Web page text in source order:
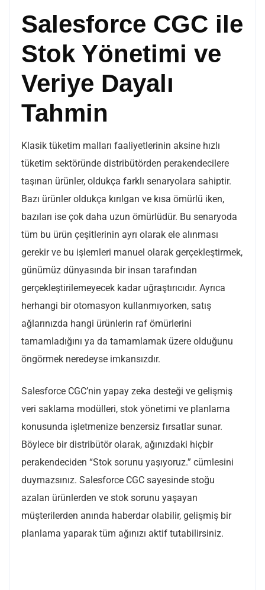
Salesforce CGC ile
Stok Yönetimi ve
Veriye Dayalı
Tahmin
Klasik tüketim malları faaliyetlerinin aksine hızlı
tüketim sektöründe distribütörden perakendecilere
taşınan ürünler, oldukça farklı senaryolara sahiptir.
Bazı ürünler oldukça kırılgan ve kısa ömürlü iken,
bazıları ise çok daha uzun ömürlüdür. Bu senaryoda
tüm bu ürün çeşitlerinin ayrı olarak ele alınması
gerekir ve bu işlemleri manuel olarak gerçekleştirmek,
günümüz dünyasında bir insan tarafından
gerçekleştirilemeyecek kadar uğraştırıcıdır. Ayrıca
herhangi bir otomasyon kullanmıyorken, satış
ağlarınızda hangi ürünlerin raf ömürlerini
tamamladığını ya da tamamlamak üzere olduğunu
öngörmek neredeyse imkansızdır.
Salesforce CGC’nin yapay zeka desteği ve gelişmiş
veri saklama modülleri, stok yönetimi ve planlama
konusunda işletmenize benzersiz fırsatlar sunar.
Böylece bir distribütör olarak, ağınızdaki hiçbir
perakendeciden “Stok sorunu yaşıyoruz.” cümlesini
duymazsınız. Salesforce CGC sayesinde stoğu
azalan ürünlerden ve stok sorunu yaşayan
müşterilerden anında haberdar olabilir, gelişmiş bir
planlama yaparak tüm ağınızı aktif tutabilirsiniz.